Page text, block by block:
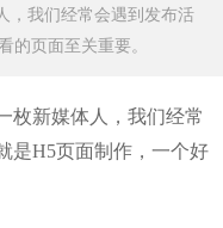
，我们经常会遇到发布活
的页面至关重要。
枚新媒体人，我们经常
是H5页面制作，一个好